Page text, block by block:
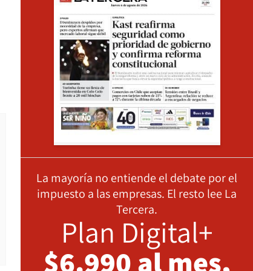
La mayoría no entiende el debate por el
impuesto a las empresas. El resto lee La
Tercera.
Plan Digital+
$6.990 al mes,